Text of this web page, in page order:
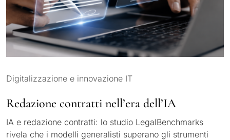
Digitalizzazione e innovazione IT
Redazione contratti nell’era dell’IA
IA e redazione contratti: lo studio LegalBenchmarks
rivela che i modelli generalisti superano gli strumenti